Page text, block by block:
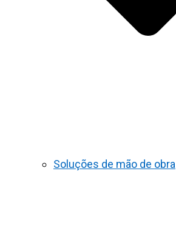
Soluções de mão de obra